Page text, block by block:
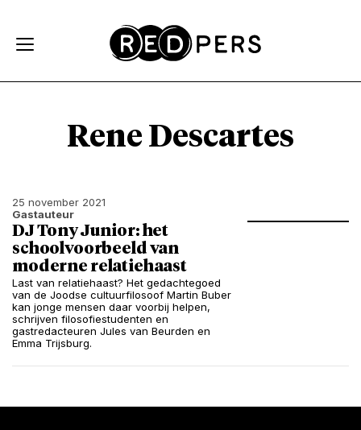
Rene Descartes
25 november 2021
Gastauteur
DJ Tony Junior: het
schoolvoorbeeld van
moderne relatiehaast
Last van relatiehaast? Het gedachtegoed
van de Joodse cultuurfilosoof Martin Buber
kan jonge mensen daar voorbij helpen,
schrijven filosofiestudenten en
gastredacteuren Jules van Beurden en
Emma Trijsburg.